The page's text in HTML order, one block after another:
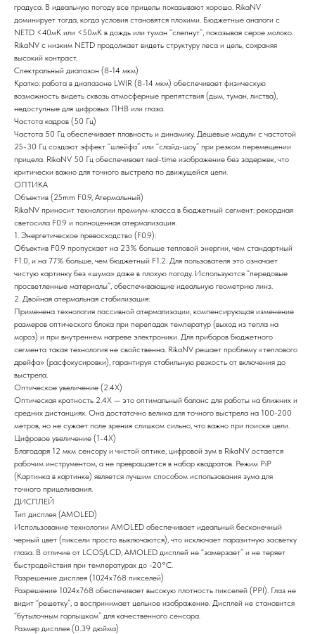
градуса. В идеальную погоду все прицелы показывают хорошо. RikaNV
доминирует тогда, когда условия становятся плохими. Бюджетные аналоги с
NETD <40мК или <50мК в дождь или туман “слепнут”, показывая серое молоко.
RikaNV с низким NETD продолжает видеть структуру леса и цель, сохраняя
высокий контраст.
Спектральный диапазон (8-14 мкм)
Кратко: работа в диапазоне LWIR (8-14 мкм) обеспечивает физическую
возможность видеть сквозь атмосферные препятствия (дым, туман, листва),
недоступные для цифровых ПНВ или глаза.
Частота кадров (50 Гц)
Частота 50 Гц обеспечивает плавность и динамику. Дешевые модули с частотой
25-30 Гц создают эффект “шлейфа” или “слайд-шоу” при резком перемещении
прицела. RikaNV 50 Гц обеспечивает real-time изображение без задержек, что
критически важно для точного выстрела по движущейся цели.
ОПТИКА
Объектив (25mm F0.9, Атермальный)
RikaNV приносит технологии премиум-класса в бюджетный сегмент: рекордная
светосила F0.9 и полноценная атермализация.
1. Энергетическое превосходство (F0.9):
Объектив F0.9 пропускает на 23% больше тепловой энергии, чем стандартный
F1.0, и на 77% больше, чем бюджетный F1.2. Для пользователя это означает
чистую картинку без «шума» даже в плохую погоду. Используются “передовые
просветленные материалы”, обеспечивающие идеальную геометрию линз.
2. Двойная атермальная стабилизация:
Применена технология пассивной атермализации, компенсирующая изменение
размеров оптического блока при перепадах температур (выход из тепла на
мороз) и при внутреннем нагреве электроники. Для приборов бюджетного
сегмента такая технология не свойственна. RikaNV решает проблему «теплового
дрейфа» (расфокусировки), гарантируя стабильную резкость от включения до
выстрела.
Оптическое увеличение (2.4X)
Оптическая кратность 2.4X — это оптимальный баланс для работы на ближних и
средних дистанциях. Она достаточно велика для точного выстрела на 100-200
метров, но не сужает поле зрения слишком сильно, что важно при поиске цели.
Цифровое увеличение (1-4X)
Благодаря 12 мкм сенсору и чистой оптике, цифровой зум в RikaNV остается
рабочим инструментом, а не превращается в набор квадратов. Режим PiP
(Картинка в картинке) является лучшим способом использования зума для
точного прицеливания.
ДИСПЛЕЙ
Тип дисплея (AMOLED)
Использование технологии AMOLED обеспечивает идеальный бесконечный
черный цвет (пиксели просто выключаются), что исключает паразитную засветку
глаза. В отличие от LCOS/LCD, AMOLED дисплей не “замерзает” и не теряет
быстродействия при температурах до -20°C.
Разрешение дисплея (1024x768 пикселей)
Разрешение 1024x768 обеспечивает высокую плотность пикселей (PPI). Глаз не
видит “решетку”, а воспринимает цельное изображение. Дисплей не становится
“бутылочным горлышком” для качественного сенсора.
Размер дисплея (0.39 дюйма)